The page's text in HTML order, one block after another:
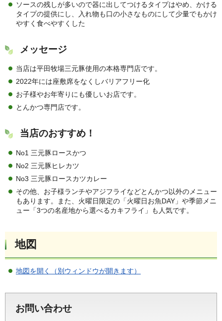
ソースの残しが多いので器に出してつけるタイプはやめ、かける
タイプの提供にし、入れ物も口の小さなものにして少量でもかけ
やすく食べやすくした
メッセージ
当店は平田牧場三元豚使用の本格専門店です。
2022年には座敷席をなくしバリアフリー化
お子様やお年寄りにも優しいお店です。
とんかつ専門店です。
当店のおすすめ！
No1 三元豚ロースかつ
No2 三元豚ヒレカツ
No3 三元豚ロースカツカレー
その他、お子様ランチやアジフライなどとんかつ以外のメニュー
もあります。また、火曜日限定の「火曜日お魚DAY」や季節メニ
ュー「3つの名産地から選べるカキフライ」も人気です。
地図
地図を開く（別ウィンドウが開きます）
お問い合わせ